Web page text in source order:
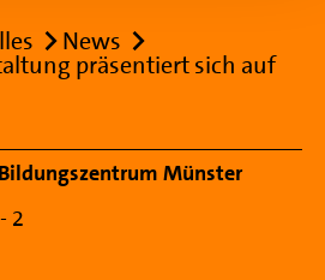
News
präsentiert sich auf
Münster
2